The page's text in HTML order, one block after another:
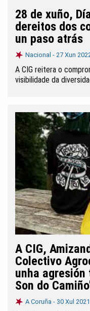
28 de xuño,
dereitos dos
un paso atrás
Nacional - 27 Xun
A CIG reitera o
visibilidade da
A CIG,
Colectivo
unha
Son do
A Coruña - 30 Xul 2021